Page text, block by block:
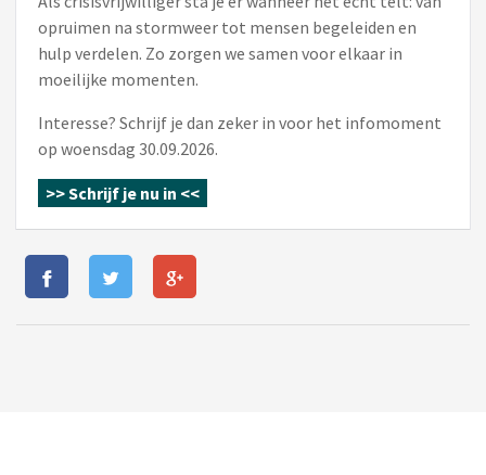
opruimen na stormweer tot mensen begeleiden en
hulp verdelen. Zo zorgen we samen voor elkaar in
moeilijke momenten.
Interesse? Schrijf je dan zeker in voor het infomoment
op woensdag 30.09.2026.
>>Schrijf je nu in <<